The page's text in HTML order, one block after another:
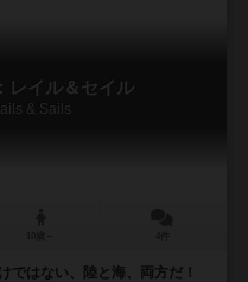
レイル＆セイル
& Sails
ではない、陸と海、両方だ！